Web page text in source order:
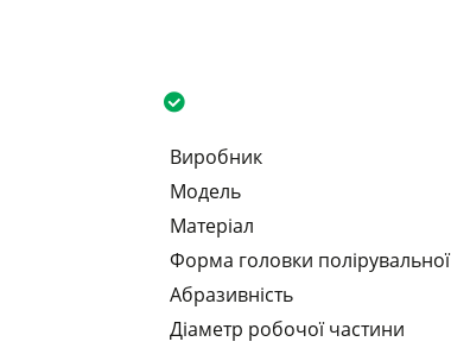
Виробник
Модель
Матеріал
Форма головки полірувальної
Абразивність
Діаметр робочої частини